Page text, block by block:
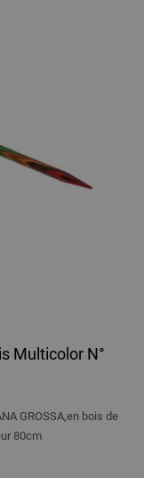
Multicolor N°
GROSSA,en bois de
80cm